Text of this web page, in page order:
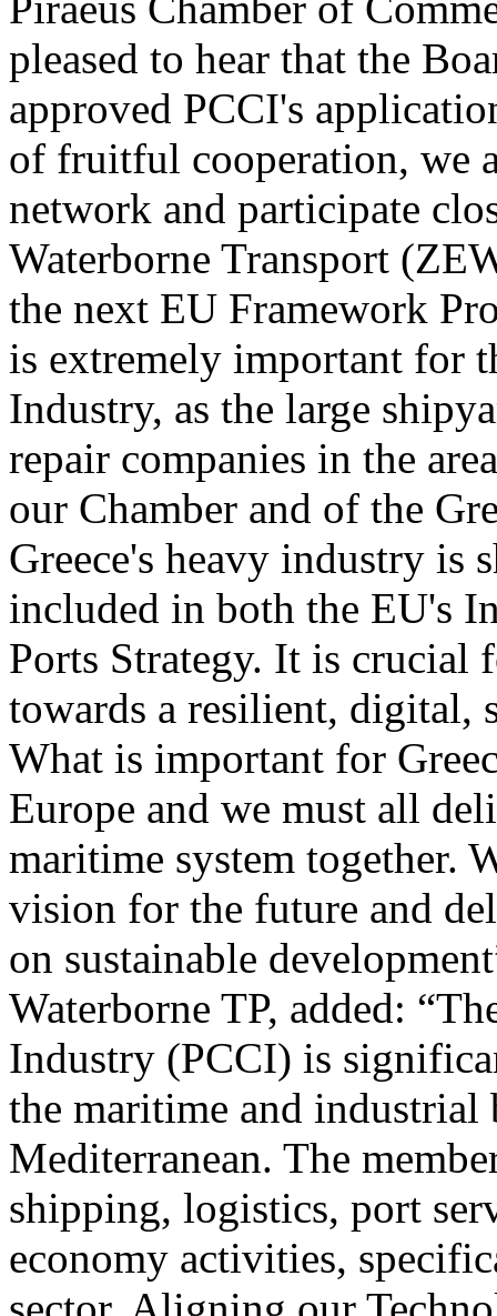
pleased to hear that the
approved PCCI's
of fruitful cooperation, we
network and participate
Waterborne Transport
the next EU Framework
is extremely important for
Industry, as the large
repair companies in the
our Chamber and of the
Greece's heavy industry is
included in both the EU's
Ports Strategy. It is crucial
towards a resilient, digital,
What is important for
Europe and we must all
maritime system together.
vision for the future and
on sustainable
Waterborne TP, added:
Industry (PCCI) is
the maritime and industrial
Mediterranean. The
shipping, logistics, port
economy activities,